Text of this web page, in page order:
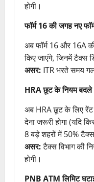
होगी।
फॉर्म 16 की जगह नए
अब फॉर्म 16 और 16A
किए जाएंगे, जिनमें टैक्स
असर: ITR भरते समय
HRA छूट के नियम बदले
अब HRA छूट के लिए
देना जरूरी होगा (यदि
8 बड़े शहरों में 50%
असर:टैक्स विभाग की
होगी।
PNB ATM लिमिट